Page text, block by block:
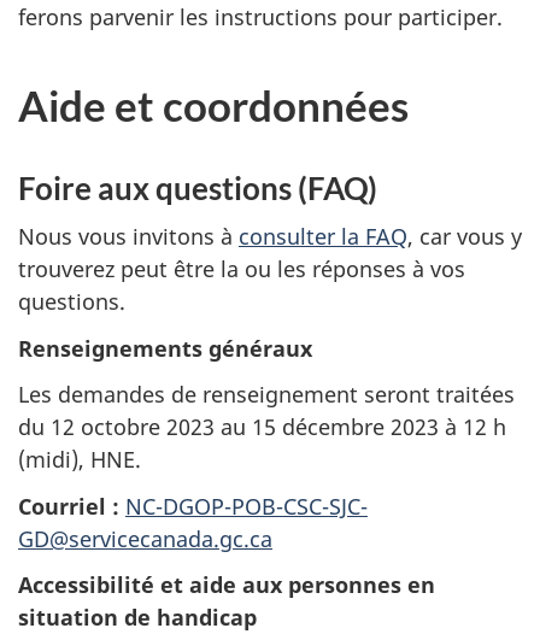
ferons parvenir les instructions pour participer.
Aide et coordonnées
Foire aux questions (FAQ)
Nous vous invitons à consulter la FAQ, car vous y
trouverez peut être la ou les réponses à vos
questions.
Renseignements généraux
Les demandes de renseignement seront traitées
du 12 octobre 2023 au 15 décembre 2023 à 12 h
(midi), HNE.
Courriel : NC-DGOP-POB-CSC-SJC-
GD@servicecanada.gc.ca
Accessibilité et aide aux personnes en
situation de handicap